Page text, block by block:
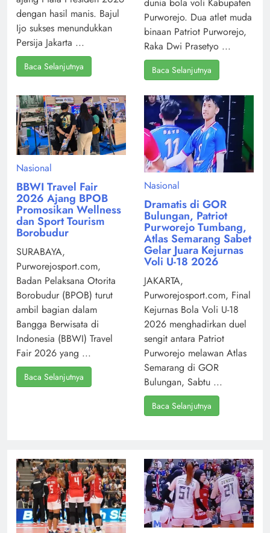
dengan hasil manis. Bajul
Ijo sukses menundukkan
Persija Jakarta ...
Baca Selanjutnya
Purworejo. Dua atlet muda
binaan Patriot Purworejo,
Raka Dwi Prasetyo ...
Baca Selanjutnya
Nasional
BBWI Travel Fair
2026 Ajang BPOB
Promosikan Wellness
dan Sport Tourism
Borobudur
SURABAYA,
Purworejosport.com,
Badan Pelaksana Otorita
Borobudur (BPOB) turut
ambil bagian dalam
Bangga Berwisata di
Indonesia (BBWI) Travel
Fair 2026 yang ...
Baca Selanjutnya
Nasional
Dramatis di GOR
Bulungan, Patriot
Purworejo Tumbang,
Atlas Semarang Sabet
Gelar Juara Kejurnas
Voli U-18 2026
JAKARTA,
Purworejosport.com, Final
Kejurnas Bola Voli U-18
2026 menghadirkan duel
sengit antara Patriot
Purworejo melawan Atlas
Semarang di GOR
Bulungan, Sabtu ...
Baca Selanjutnya